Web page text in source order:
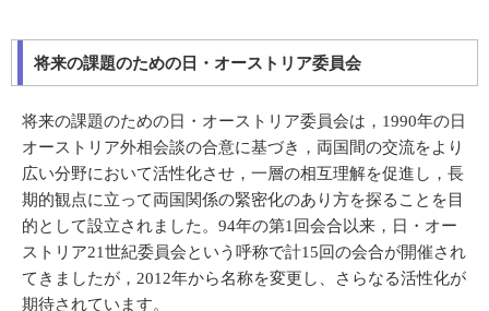
将来の課題のための日・オーストリア委員会
将来の課題のための日・オーストリア委員会は，1990年の日
オーストリア外相会談の合意に基づき，両国間の交流をより
広い分野において活性化させ，一層の相互理解を促進し，長
期的観点に立って両国関係の緊密化のあり方を探ることを目
的として設立されました。94年の第1回会合以来，日・オー
ストリア21世紀委員会という呼称で計15回の会合が開催され
てきましたが，2012年から名称を変更し、さらなる活性化が
期待されています。